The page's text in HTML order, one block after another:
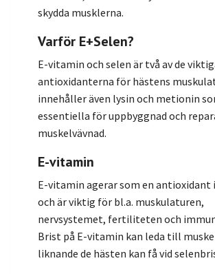
skydda musklerna.
Varför E+Selen?
E-vitamin och selen är två av de
antioxidanterna för hästens
innehåller även lysin och metionin
essentiella för uppbyggnad och
muskelvävnad.
E-vitamin
E-vitamin agerar som en antioxidant
och är viktig för bl.a. muskulaturen,
nervsystemet, fertiliteten och
Brist på E-vitamin kan leda till
liknande de hästen kan få vid